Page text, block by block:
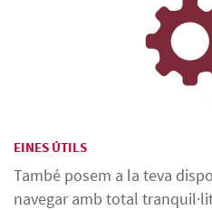
EINES ÚTILS
També posem a la teva
navegar amb total